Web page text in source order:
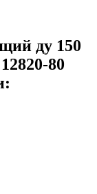
ду 150
80